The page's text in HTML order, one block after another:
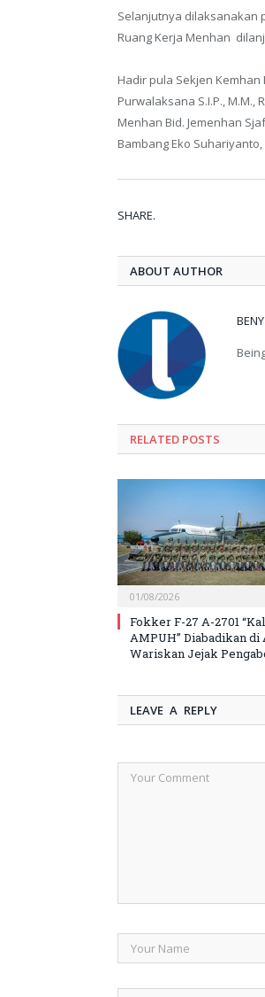
Selanjutnya dilaksanakan
Ruang Kerja Menhan
Hadir pula Sekjen Kemhan
Purwalaksana S.I.P., M.M.,
Menhan Bid. Jemenhan
Bambang Eko
SHARE.
ABOUT AUTHOR
RELATED POSTS
01/08/2026
Fokker F-27 A-2701
AMPUH” Diabadikan di
Wariskan Jejak
LEAVE A REPLY